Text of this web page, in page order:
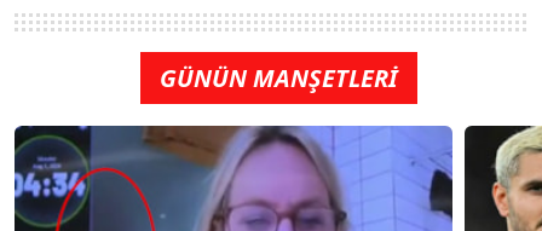
GÜNÜN MANŞETLERİ